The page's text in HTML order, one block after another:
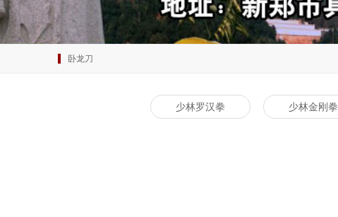
卧龙刀
少林罗汉拳 少林金刚拳